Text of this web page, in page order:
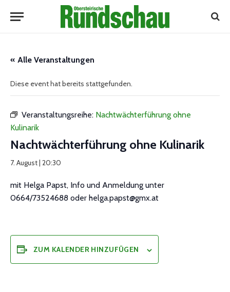
« Alle Veranstaltungen
Diese event hat bereits stattgefunden.
Veranstaltungsreihe: Nachtwächterführung ohne
Kulinarik
Nachtwächterführung ohne Kulinarik
7. August | 20:30
mit Helga Papst, Info und Anmeldung unter
0664/73524688 oder helga.papst@gmx.at
ZUM KALENDER HINZUFÜGEN